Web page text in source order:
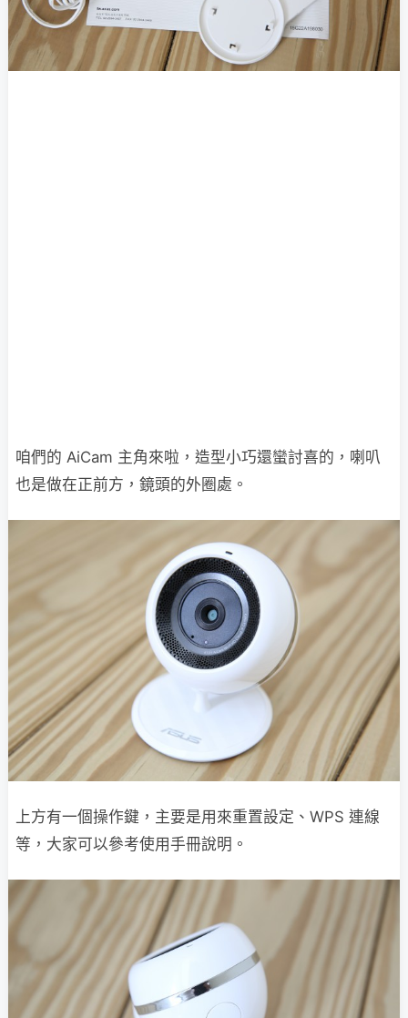
咱們的 AiCam 主角來啦，造型小巧還蠻討喜的，喇叭
也是做在正前方，鏡頭的外圈處。
上方有一個操作鍵，主要是用來重置設定、WPS 連線
等，大家可以參考使用手冊說明。